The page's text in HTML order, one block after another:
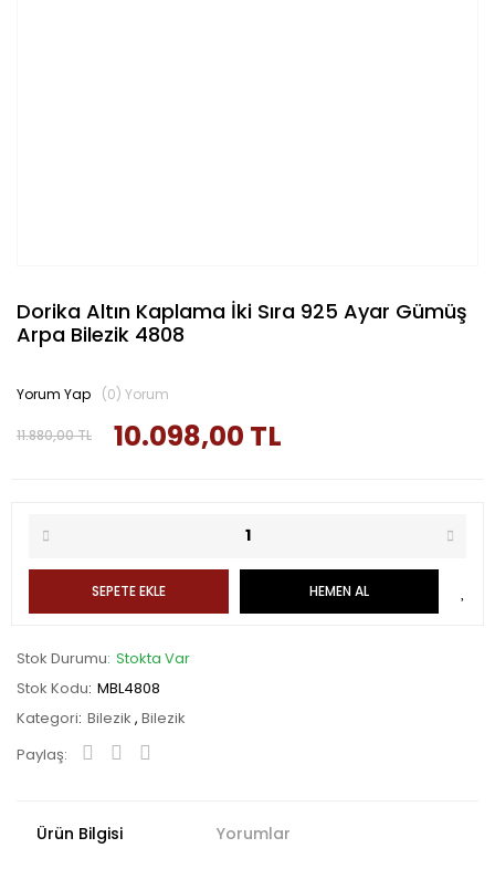
Dorika Altın Kaplama İki Sıra 925 Ayar Gümüş
Arpa Bilezik 4808
11.880,00 TL 10.098,00 TL
Yorum Yap (0) Yorum
SEPETE EKLE HEMEN AL
Stok Durumu Stokta Var
Stok Kodu MBL4808
Kategori Bilezik , Bilezik
Paylaş:
Ürün Bilgisi Yorumlar